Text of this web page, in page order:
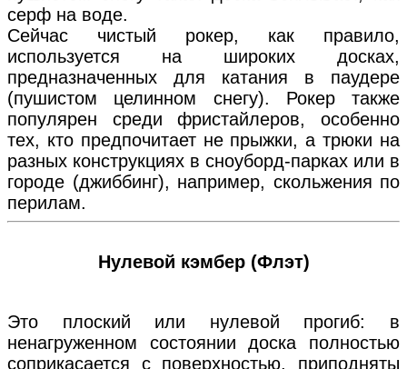
серф на воде.
Сейчас чистый рокер, как правило,
используется на широких досках,
предназначенных для катания в паудере
(пушистом целинном снегу). Рокер также
популярен среди фристайлеров, особенно
тех, кто предпочитает не прыжки, а трюки на
разных конструкциях в сноуборд-парках или в
городе (джиббинг), например, скольжения по
перилам.
Нулевой кэмбер (Флэт)
Это плоский или нулевой прогиб: в
ненагруженном состоянии доска полностью
соприкасается с поверхностью, приподняты